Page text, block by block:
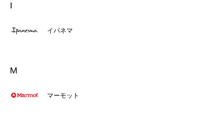
I
イパネマ
M
マーモット